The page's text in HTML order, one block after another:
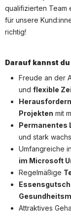
qualifizierten Team
für unsere
richtig!
Darauf kannst
Freude an der
und flexible
Projekten mit
Permanentes
und stark
Umfangreiche
im Microsoft
Regelmäßige
Attraktives
Systemstatus
Jobkategorien
Berufsfelder
Für
Kandidaten
Inserat buchen
© informatikjobs.at
Cookie-